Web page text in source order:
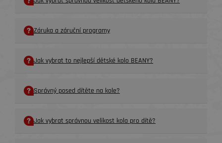
Záruka a záruční programy
Jak vybrat to nejlepší dětské kolo BEANY?
Správný posed dítěte na kole?
Jak vybrat správnou velikost kola pro dítě?